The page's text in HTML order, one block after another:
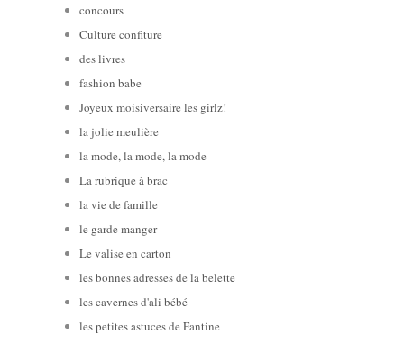
concours
Culture confiture
des livres
fashion babe
Joyeux moisiversaire les girlz!
la jolie meulière
la mode, la mode, la mode
La rubrique à brac
la vie de famille
le garde manger
Le valise en carton
les bonnes adresses de la belette
les cavernes d'ali bébé
les petites astuces de Fantine